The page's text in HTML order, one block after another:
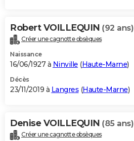
Robert VOILLEQUIN (92 ans)
Créer une cagnotte obsèques
Naissance
16/06/1927 à Ninville (Haute-Marne)
Décès
23/11/2019 à Langres (Haute-Marne)
Denise VOILLEQUIN (85 ans)
Créer une cagnotte obsèques